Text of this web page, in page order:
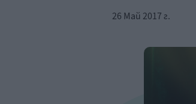
26 Май 2017 г.